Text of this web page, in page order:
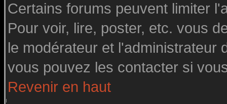
Certains forums peuvent limiter
Pour voir, lire, poster, etc. vous
le modérateur et l'administrateur
vous pouvez les contacter si
Revenir en haut